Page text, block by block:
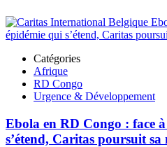
Catégories
Afrique
RD Congo
Urgence & Développement
Ebola en RD Congo : face
s’étend, Caritas poursuit